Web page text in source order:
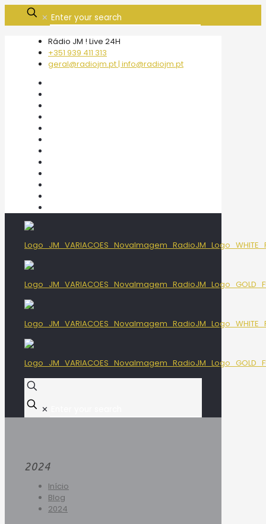
✕
Rádio JM ! Live 24H
+351 939 411 313
geral@radiojm.pt | info@radiojm.pt
✕
2024
Início
Blog
2024